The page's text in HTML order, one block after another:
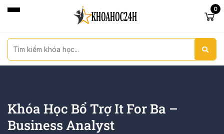
0
Khóa Học Bổ Trợ It For Ba –
Business Analyst